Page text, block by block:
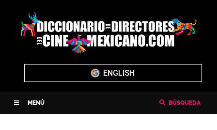
ENGLISH
MENÚ BÚSQUEDA